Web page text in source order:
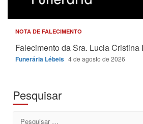
NOTA DE FALECIMENTO
Falecimento da Sra. Lucia Cristina
Funerária Lébeis 4 de agosto de 2026
Pesquisar
Pesquisar